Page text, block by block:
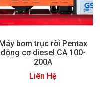
Máy bơm trục rời Pentax
động cơ diesel CA 100-
200A
Liên Hệ